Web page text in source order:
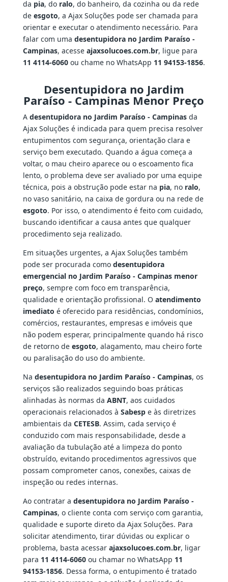
da pia, do ralo, do banheiro, da cozinha ou da rede
de esgoto, a Ajax Soluções pode ser chamada para
orientar e executar o atendimento necessário. Para
falar com uma desentupidora no Jardim Paraíso -
Campinas, acesse ajaxsolucoes.com.br, ligue para
11 4114-6060ou chame no WhatsApp 11 94153-1856.
Desentupidora no Jardim
Paraíso - Campinas Menor Preço
A desentupidora no Jardim Paraíso - Campinasda
Ajax Soluções é indicada para quem precisa resolver
entupimentos com segurança, orientação clara e
serviço bem executado. Quando a água começa a
voltar, o mau cheiro aparece ou o escoamento fica
lento, o problema deve ser avaliado por uma equipe
técnica, pois a obstrução pode estar na pia, no ralo,
no vaso sanitário, na caixa de gordura ou na rede de
esgoto. Por isso, o atendimento é feito com cuidado,
buscando identificar a causa antes que qualquer
procedimento seja realizado.
Em situações urgentes, a Ajax Soluções também
pode ser procurada como desentupidora
emergencial no Jardim Paraíso - Campinas menor
preço, sempre com foco em transparência,
qualidade e orientação profissional. O atendimento
imediato é oferecido para residências, condomínios,
comércios, restaurantes, empresas e imóveis que
não podem esperar, principalmente quando há risco
de retorno de esgoto, alagamento, mau cheiro forte
ou paralisação do uso do ambiente.
Na desentupidora no Jardim Paraíso - Campinas, os
serviços são realizados seguindo boas práticas
alinhadas às normas da ABNT, aos cuidados
operacionais relacionados à Sabespe às diretrizes
ambientais da CETESB. Assim, cada serviço é
conduzido com mais responsabilidade, desde a
avaliação da tubulação até a limpeza do ponto
obstruído, evitando procedimentos agressivos que
possam comprometer canos, conexões, caixas de
inspeção ou redes internas.
Ao contratar a desentupidora no Jardim Paraíso -
Campinas, o cliente conta com serviço com garantia,
qualidade e suporte direto da Ajax Soluções. Para
solicitar atendimento, tirar dúvidas ou explicar o
problema, basta acessar ajaxsolucoes.com.br, ligar
para 11 4114-6060ou chamar no WhatsApp 11
94153-1856. Dessa forma, o entupimento é tratado